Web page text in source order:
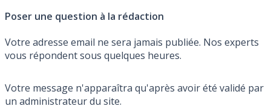
Poser une question à la rédaction
Votre adresse email ne sera jamais publiée. Nos experts
vous répondent sous quelques heures.
Votre message n'apparaîtra qu'après avoir été validé par
un administrateur du site.